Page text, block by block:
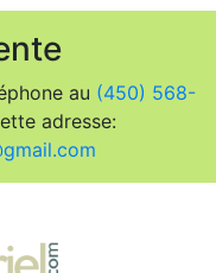
au (450) 568-
adresse: